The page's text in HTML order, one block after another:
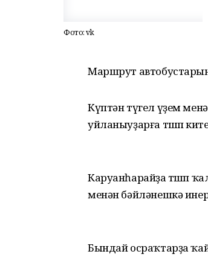
Фото: vk
Маршрут
Күптән түгел үҙем
уйланыуҙарға төшөп
Каруанһарайҙа төшөп
менән бәйләнешкә
Бындай осраҡтарҙа